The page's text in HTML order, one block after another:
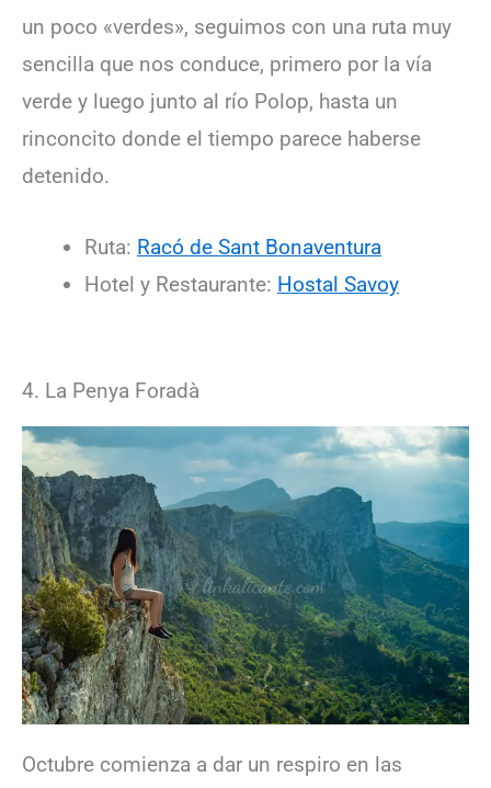
un poco «verdes», seguimos con una ruta muy
sencilla que nos conduce, primero por la vía
verde y luego junto al río Polop, hasta un
rinconcito donde el tiempo parece haberse
detenido.
Ruta: Racó de Sant Bonaventura
Hotel y Restaurante: Hostal Savoy
4. La Penya Foradà
Octubre comienza a dar un respiro en las